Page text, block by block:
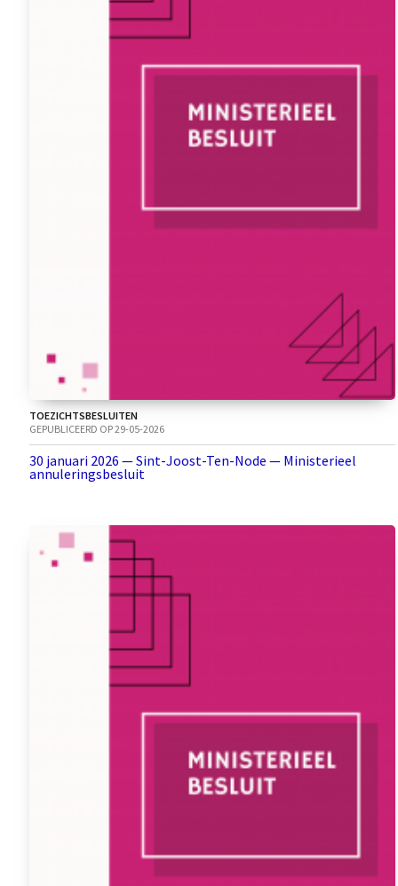
TOEZICHTSBESLUITEN
GEPUBLICEERD OP 29-05-2026
30 januari 2026 — Sint-Joost-Ten-Node — Ministerieel
annuleringsbesluit